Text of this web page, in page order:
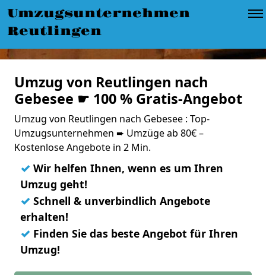
Umzugsunternehmen
Reutlingen
Umzug von Reutlingen nach
Gebesee ☛ 100 % Gratis-Angebot
Umzug von Reutlingen nach Gebesee : Top-
Umzugsunternehmen ➨ Umzüge ab 80€ –
Kostenlose Angebote in 2 Min.
✓ Wir helfen Ihnen, wenn es um Ihren
Umzug geht!
✓ Schnell & unverbindlich Angebote
erhalten!
✓ Finden Sie das beste Angebot für Ihren
Umzug!